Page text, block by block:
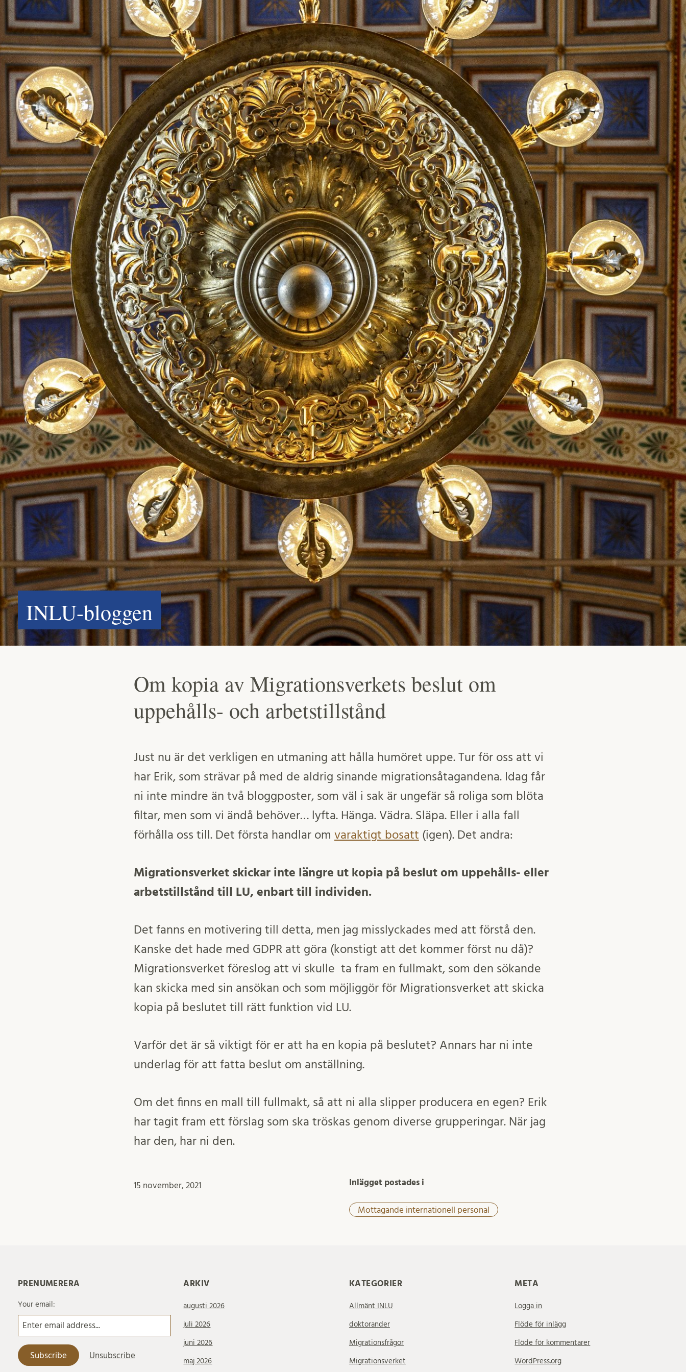
INLU-bloggen
Om kopia av Migrationsverkets beslut om
uppehålls- och arbetstillstånd
Just nu är det verkligen en utmaning att hålla humöret uppe. Tur för oss att vi
har Erik, som strävar på med de aldrig sinande migrationsåtagandena. Idag får
ni inte mindre än två bloggposter, som väl i sak är ungefär så roliga som blöta
filtar, men som vi ändå behöver… lyfta. Hänga. Vädra. Släpa. Eller i alla fall
förhålla oss till. Det första handlar om varaktigt bosatt (igen). Det andra:
Migrationsverket skickar inte längre ut kopia på beslut om uppehålls- eller
arbetstillstånd till LU, enbart till individen.
Det fanns en motivering till detta, men jag misslyckades med att förstå den.
Kanske det hade med GDPR att göra (konstigt att det kommer först nu då)?
Migrationsverket föreslog att vi skulle ta fram en fullmakt, som den sökande
kan skicka med sin ansökan och som möjliggör för Migrationsverket att skicka
kopia på beslutet till rätt funktion vid LU.
Varför det är så viktigt för er att ha en kopia på beslutet? Annars har ni inte
underlag för att fatta beslut om anställning.
Om det finns en mall till fullmakt, så att ni alla slipper producera en egen? Erik
har tagit fram ett förslag som ska tröskas genom diverse grupperingar. När jag
har den, har ni den.
15 november, 2021 Inlägget postades i
Mottagande internationell personal
PRENUMERERA
Your email:
ARKIV
augusti 2026
juli 2026
juni 2026
maj 2026
KATEGORIER
Allmänt INLU
doktorander
Migrationsfrågor
Migrationsverket
META
Logga in
Flöde för inlägg
Flöde för kommentarer
WordPress.org